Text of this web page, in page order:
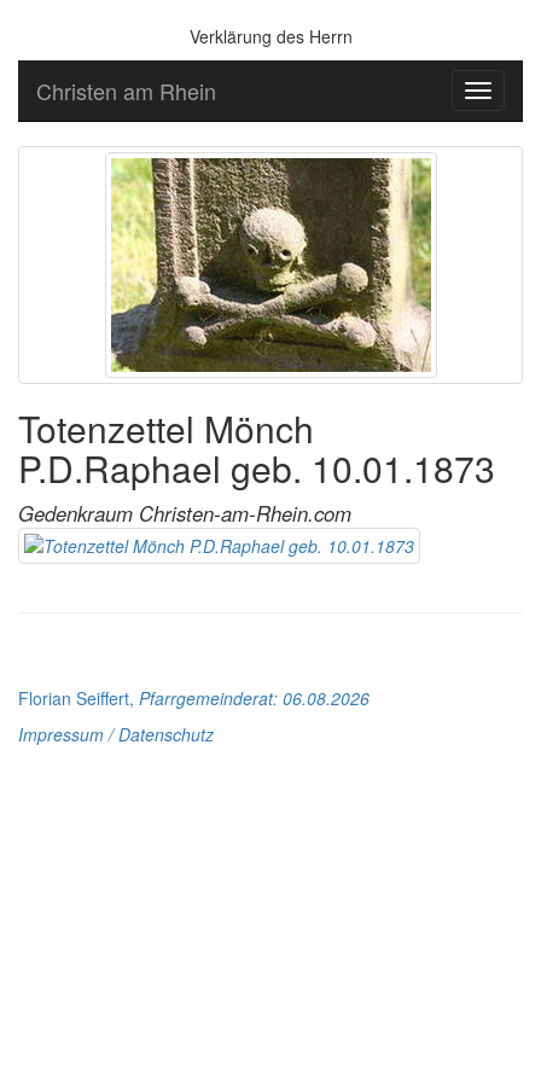
Verklärung des Herrn
Toggle
Christen am Rhein
Totenzettel Mönch
P.D.Raphael geb. 10.01.1873
Gedenkraum Christen-am-Rhein.com
Florian Seiffert, Pfarrgemeinderat: 06.08.2026
Impressum / Datenschutz